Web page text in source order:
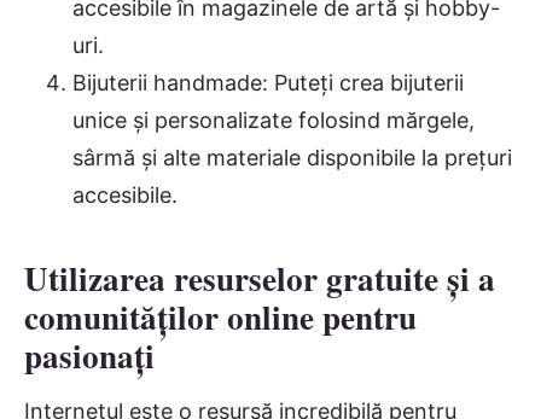
accesibile în magazinele de artă și hobby-
uri.
Bijuterii handmade: Puteți crea bijuterii
unice și personalizate folosind mărgele,
sârmă și alte materiale disponibile la prețuri
accesibile.
Utilizarea resurselor gratuite și a
comunităților online pentru
pasionați
Internetul este o resursă incredibilă pentru